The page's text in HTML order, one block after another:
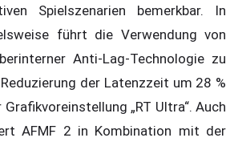
Spielszenarien bemerkbar. In
führt die Verwendung von
Anti-Lag-Technologie zu
der Latenzzeit um 28 %
„RT Ultra“. Auch
AFMF 2 in Kombination mit der